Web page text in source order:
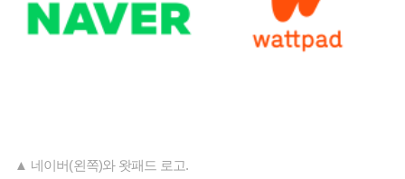
▲ 네이버(왼쪽)와 왓패드 로고.